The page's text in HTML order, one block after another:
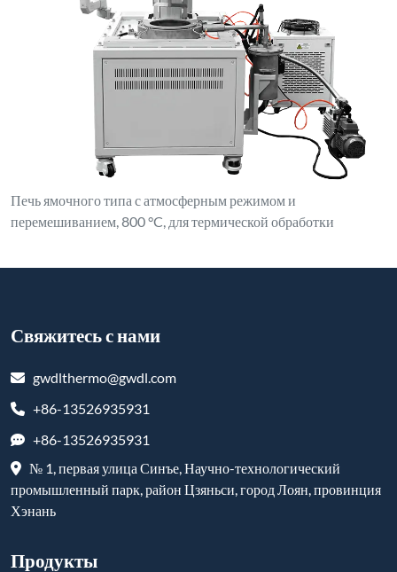
Печь ямочного типа с атмосферным режимом и
перемешиванием, 800 °C, для термической обработки
Свяжитесь с нами
gwdlthermo@gwdl.com
+86-13526935931
+86-13526935931
№ 1, первая улица Синъе, Научно-технологический
промышленный парк, район Цзяньси, город Лоян, провинция
Хэнань
Продукты